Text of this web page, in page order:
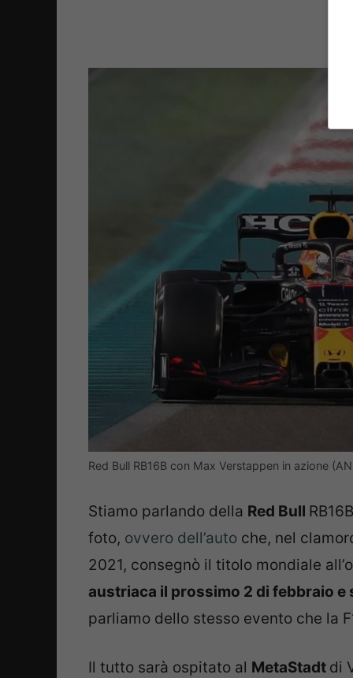
Red Bull RB16B con Max Verstappen in azione
Stiamo parlando della Red Bull
foto, ovvero dell’auto che, nel
2021, consegnò il titolo mondiale
austriaca il prossimo 2 di febbraio
parliamo dello stesso evento che la
Il tutto sarà ospitato al MetaStadt di